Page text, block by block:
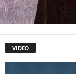
VIDEO